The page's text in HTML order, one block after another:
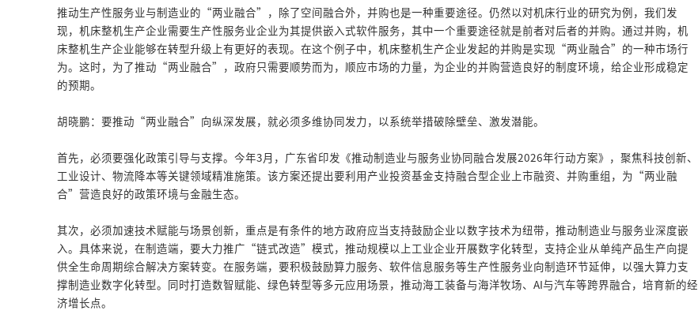
推动生产性服务业与制造业的“两业融合”，除了空间融合外，并购也是一种重要途径。仍然以对机床行业的研究为例，我们发
现，机床整机生产企业需要生产性服务业企业为其提供嵌入式软件服务，其中一个重要途径就是前者对后者的并购。通过并购，机
床整机生产企业能够在转型升级上有更好的表现。在这个例子中，机床整机生产企业发起的并购是实现“两业融合”的一种市场行
为。这时，为了推动“两业融合”，政府只需要顺势而为，顺应市场的力量，为企业的并购营造良好的制度环境，给企业形成稳定
的预期。
胡晓鹏：要推动“两业融合”向纵深发展，就必须多维协同发力，以系统举措破除壁垒、激发潜能。
首先，必须要强化政策引导与支撑。今年3月，广东省印发《推动制造业与服务业协同融合发展2026年行动方案》，聚焦科技创新、
工业设计、物流降本等关键领域精准施策。该方案还提出要利用产业投资基金支持融合型企业上市融资、并购重组，为“两业融
合”营造良好的政策环境与金融生态。
其次，必须加速技术赋能与场景创新，重点是有条件的地方政府应当支持鼓励企业以数字技术为纽带，推动制造业与服务业深度嵌
入。具体来说，在制造端，要大力推广“链式改造”模式，推动规模以上工业企业开展数字化转型，支持企业从单纯产品生产向提
供全生命周期综合解决方案转变。在服务端，要积极鼓励算力服务、软件信息服务等生产性服务业向制造环节延伸，以强大算力支
撑制造业数字化转型。同时打造数智赋能、绿色转型等多元应用场景，推动海工装备与海洋牧场、AI与汽车等跨界融合，培育新的经
济增长点。